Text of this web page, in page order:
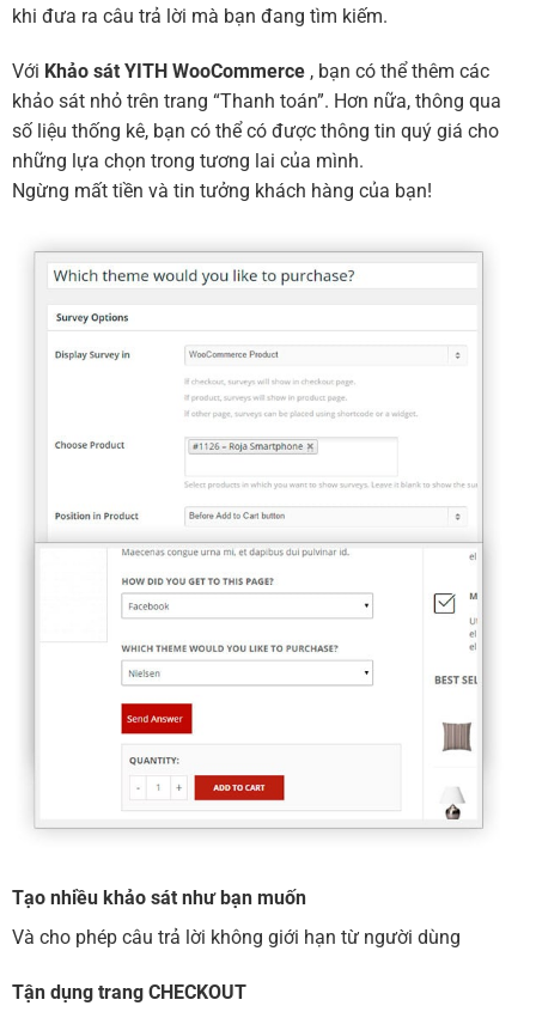
khi đưa ra câu trả lời mà bạn đang tìm kiếm.
Với Khảo sát YITH WooCommerce , bạn có thể thêm các
khảo sát nhỏ trên trang “Thanh toán”. Hơn nữa, thông qua
số liệu thống kê, bạn có thể có được thông tin quý giá cho
những lựa chọn trong tương lai của mình.
Ngừng mất tiền và tin tưởng khách hàng của bạn!
Tạo nhiều khảo sát như bạn muốn
Và cho phép câu trả lời không giới hạn từ người dùng
Tận dụng trang CHECKOUT